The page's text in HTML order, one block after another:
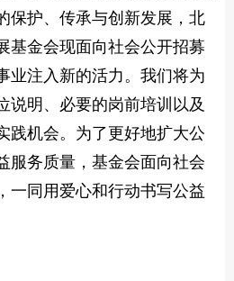
保护、传承与创新发展，北
基金会现面向社会公开招募
业注入新的活力。我们将为
说明、必要的岗前培训以及
践机会。为了更好地扩大公
服务质量，基金会面向社会
一同用爱心和行动书写公益